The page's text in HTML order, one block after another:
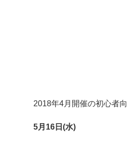
2018年4月開催の初心者
5月16日(水)